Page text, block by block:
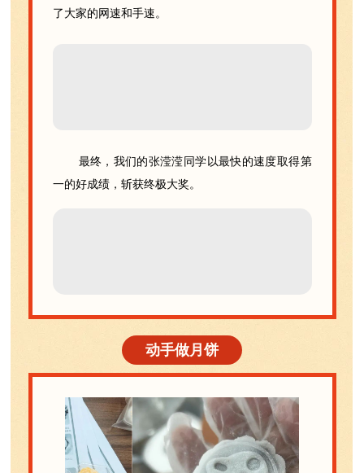
了大家的网速和手速。
最终，我们的张滢滢同学以最快的速度取得第
一的好成绩，斩获终极大奖。
动手做月饼